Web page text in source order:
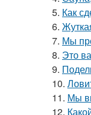
5. Как
6.
7. Мы
8. Это
9.
10.
11. Мы
12.